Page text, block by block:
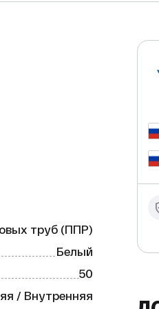
труб (ППР)
Белый
50
/ Внутренняя